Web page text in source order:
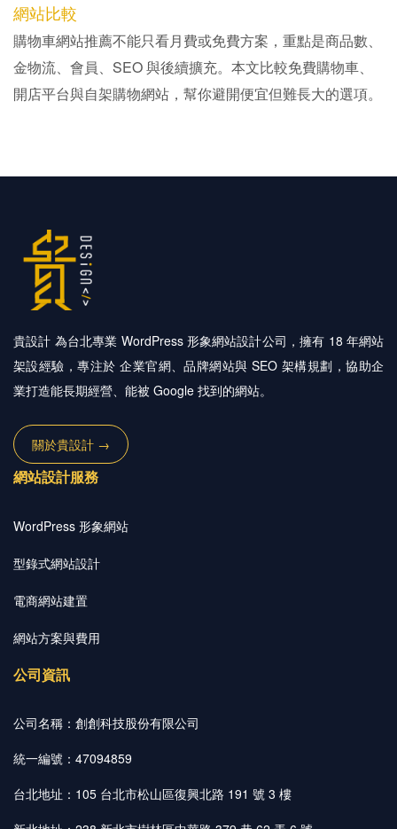
網站比較
購物車網站推薦不能只看月費或免費方案，重點是商品數、
金物流、會員、SEO 與後續擴充。本文比較免費購物車、
開店平台與自架購物網站，幫你避開便宜但難長大的選項。
貴設計 為台北專業 WordPress 形象網站設計公司，擁有 18 年網站
架設經驗，專注於 企業官網、品牌網站與 SEO 架構規劃，協助企
業打造能長期經營、能被 Google 找到的網站。
關於貴設計 →
網站設計服務
WordPress 形象網站
型錄式網站設計
電商網站建置
網站方案與費用
公司資訊
公司名稱：創創科技股份有限公司
統一編號：47094859
台北地址：105 台北市松山區復興北路 191 號 3 樓